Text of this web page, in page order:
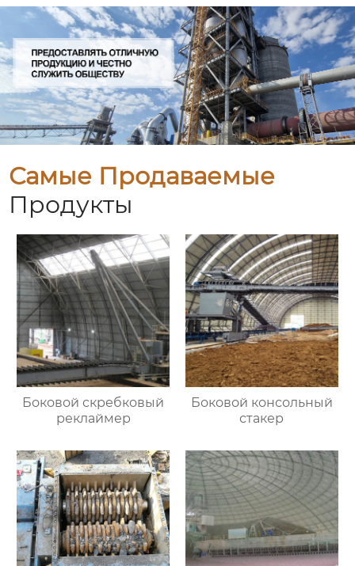
Самые Продаваемые
Продукты
Боковой скребковый
реклаймер
Боковой консольный
стакер